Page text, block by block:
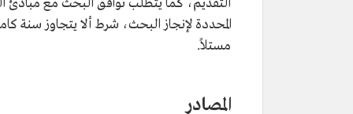
التقديم، كما يتطلب توافق البحث مع مبادئ
المحددة لإنجاز البحث، شرط ألا يتجاوز سنة
مستلاً.
المصادر